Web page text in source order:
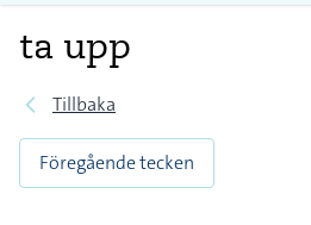
ta upp
Tillbaka
Föregående tecken